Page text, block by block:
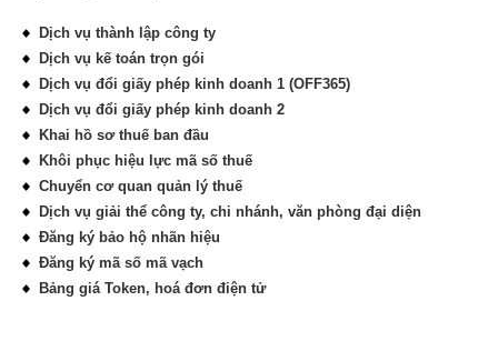
Dịch vụ thành lập công ty
Dịch vụ kế toán trọn gói
Dịch vụ đổi giấy phép kinh doanh 1 (OFF365)
Dịch vụ đổi giấy phép kinh doanh 2
Khai hồ sơ thuế ban đầu
Khôi phục hiệu lực mã số thuế
Chuyển cơ quan quản lý thuế
Dịch vụ giải thể công ty, chi nhánh, văn phòng đại diện
Đăng ký bảo hộ nhãn hiệu
Đăng ký mã số mã vạch
Bảng giá Token, hoá đơn điện tử